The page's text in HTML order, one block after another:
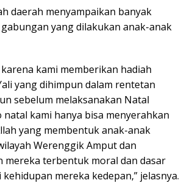
daerah menyampaikan banyak
yang dilakukan anak-anak
kami memberikan hadiah
yang dihimpun dalam rentetan
sebelum melaksanakan Natal
kami hanya bisa menyerahkan
yang membentuk anak-anak
Werenggik Amput dan
mereka terbentuk moral dan dasar
mereka kedepan,” jelasnya.